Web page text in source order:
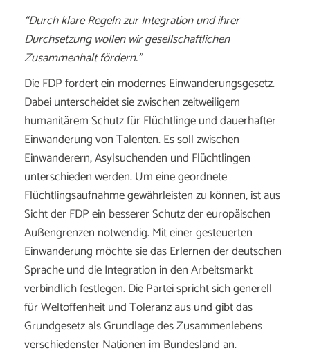
“Durch klare Regeln zur Integration und ihrer
Durchsetzung wollen wir gesellschaftlichen
Zusammenhalt fördern.”
Die FDP fordert ein modernes Einwanderungsgesetz.
Dabei unterscheidet sie zwischen zeitweiligem
humanitärem Schutz für Flüchtlinge und dauerhafter
Einwanderung von Talenten. Es soll zwischen
Einwanderern, Asylsuchenden und Flüchtlingen
unterschieden werden. Um eine geordnete
Flüchtlingsaufnahme gewährleisten zu können, ist aus
Sicht der FDP ein besserer Schutz der europäischen
Außengrenzen notwendig. Mit einer gesteuerten
Einwanderung möchte sie das Erlernen der deutschen
Sprache und die Integration in den Arbeitsmarkt
verbindlich festlegen. Die Partei spricht sich generell
für Weltoffenheit und Toleranz aus und gibt das
Grundgesetz als Grundlage des Zusammenlebens
verschiedenster Nationen im Bundesland an.